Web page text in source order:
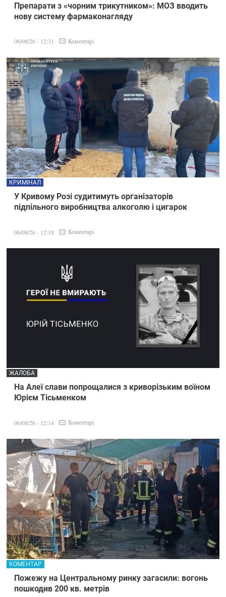
Препарати з «чорним трикутником»: МОЗ вводить
нову систему фармаконагляду
06/08/26 - 12:31 Коментарі
У Кривому Розі судитимуть організаторів
підпільного виробництва алкоголю і цигарок
КРИМІНАЛ
06/08/26 - 12:18 Коментарі
На Алеї слави попрощалися з криворізьким воїном
Юрієм Тісьменком
ЖАЛОБА
06/08/26 - 12:14 Коментарі
Пожежу на Центральному ринку загасили: вогонь
пошкодив 200 кв. метрів
КОМЕНТАР